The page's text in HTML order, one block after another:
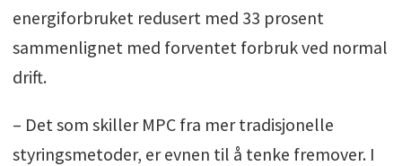
energiforbruket redusert med 33 prosent
sammenlignet med forventet forbruk ved normal
drift.
– Det som skiller MPC fra mer tradisjonelle
styringsmetoder, er evnen til å tenke fremover. I